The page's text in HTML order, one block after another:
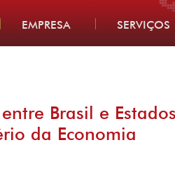
EMPRESA SERVIÇOS
Brasil e
da Economia